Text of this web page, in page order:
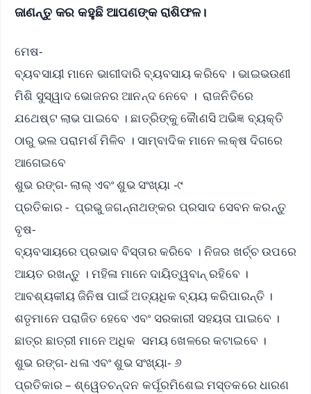
ଜାଣନ୍ତୁ କର କହୁଛି ଆପଣଙ୍କ ରାଶିଫଳ।
ମେଷ-
ବ୍ୟବସାୟୀ ମାନେ ଭାଗୀଦାରି ବ୍ୟବସାୟ କରିବେ । ଭାଇଭଉଣୀ
ମିଶି ସୁସ୍ୱାଦ ଭୋଜନର ଆନନ୍ଦ ନେବେ । ରାଜନିତିରେ
ଯଥେଷ୍ଟ ଲାଭ ପାଇବେ । ଛାତ୍ରିଙ୍କୁ କୈାଣସି ଅଭିଜ୍ଞ ବ୍ୟକ୍ତି
ଠାରୁ ଭଲ ପରାମର୍ଶ ମିଳିବ । ସାମ୍ବାଦିକ ମାନେ ଲକ୍ଷ ଦିଗରେ
ଆଗେଇବେ
ଶୁଭ ରଙ୍ଗ- ଲାଲ୍ ଏବଂ ଶୁଭ ସଂଖ୍ୟା -୯
ପ୍ରତିକାର - ପ୍ରଭୁ ଜଗନ୍ନାଥଙ୍କର ପ୍ରସାଦ ସେବନ କରନ୍ତୁ
ବୃଷ-
ବ୍ୟବସାୟରେ ପ୍ରଭାବ ବିସ୍ତାର କରିବେ । ନିଜର ଖର୍ଚ୍ଚ ଉପରେ
ଆୟତ ରଖନ୍ତୁ । ମହିଳା ମାନେ ଦାୟିତ୍ୱବାନ୍ ରହିବେ ।
ଆବଶ୍ୟକୀୟ ଜିନିଷ ପାଇଁ ଅତ୍ୟଧିକ ବ୍ୟୟ କରିପାରନ୍ତି ।
ଶତୃମାନେ ପରାଜିତ ହେବେ ଏବଂ ସରକାରୀ ସହୟତା ପାଇବେ ।
ଛାତ୍ର ଛାତ୍ରୀ ମାନେ ଅଧିକ ସମୟ ଖେଳରେ କଟାଇବେ ।
ଶୁଭ ରଙ୍ଗ- ଧଳା ଏବଂ ଶୁଭ ସଂଖ୍ୟା- ୬
ପ୍ରତିକାର – ଶ୍ୱେତଚନ୍ଦନ କର୍ପୂରମିଶେଇ ମସ୍ତକରେ ଧାରଣ